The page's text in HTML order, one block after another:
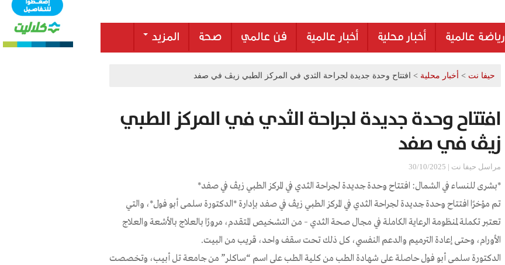
رياضة عالمية أخبار محلية أخبار عالمية فن عالمي صحة المزيد
حيفا نت > أخبار محلية > افتتاح وحدة جديدة لجراحة الثدي في المركز الطبي زيڤ في صفد
افتتاح وحدة جديدة لجراحة الثدي في المركز الطبي
زيڤ في صفد
مراسل حيفا نت | 30/10/2025
*بشرى للنساء في الشمال: افتتاح وحدة جديدة لجراحة الثدي في المركز الطبي زيڤ في صفد*
تم مؤخرًا افتتاح وحدة جديدة لجراحة الثدي في المركز الطبي زيڤ في صفد بإدارة *الدكتورة سلمى أبو فول*، والتي
تعتبر تكملة لمنظومة الرعاية الكاملة في مجال صحة الثدي – من التشخيص المتقدم، مرورًا بالعلاج بالأشعة والعلاج
الأورام، وحتى إعادة الترميم والدعم النفسي، كل ذلك تحت سقف واحد، قريب من البيت.
الدكتورة سلمى أبو فول حاصلة على شهادة الطب من كلية الطب على اسم “ساكلر” من جامعة تل أبيب، وتخصصت